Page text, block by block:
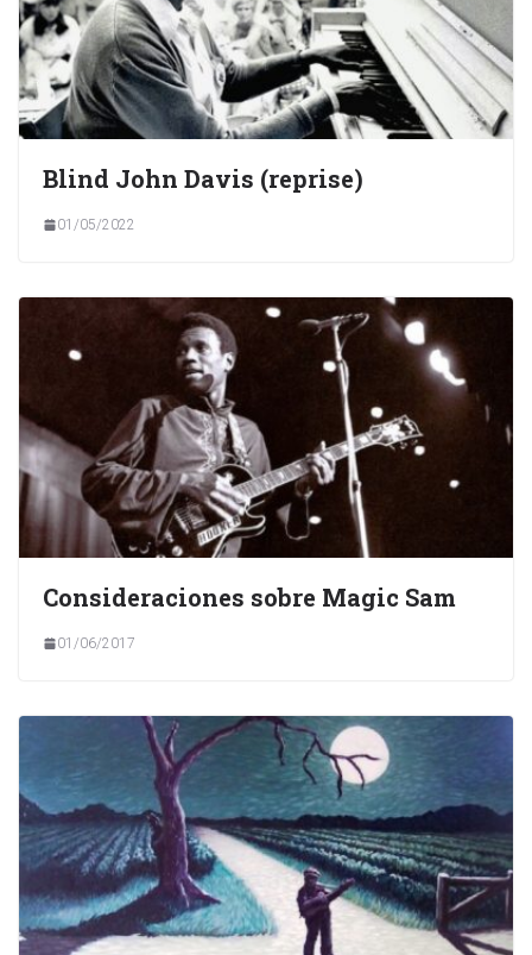
Blind John Davis (reprise)
01/05/2022
Consideraciones sobre Magic Sam
01/06/2017